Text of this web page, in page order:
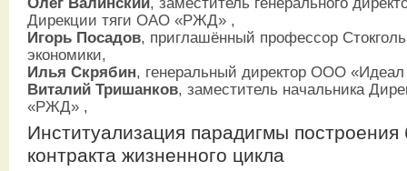
Дирекции тяги ОАО «РЖД» ,
Игорь Посадов, приглашённый профессор
экономики,
Илья Скрябин, генеральный директор ООО
Виталий Тришанков, заместитель начальника
«РЖД» ,
Институализация парадигмы
контракта жизненного цикла